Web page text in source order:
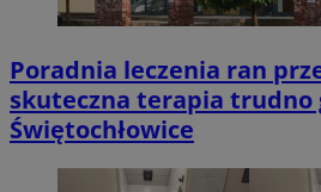
Poradnia leczenia ran
skuteczna terapia trudno
Świętochłowice